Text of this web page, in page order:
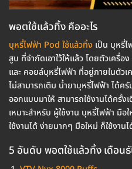
พอตใช้แล้วทิ้ง คืออะไร
บุหรี่ไฟฟ้า Pod ใช้แล้วทิ้ง เป็น บุหรี่
สูบ ที่จำกัดเอาใว้ให้แล้ว โดยตัวเครื่
และ คอยล์บุหรี่ไฟฟ้า ที่อยู่ภายในตัวเ
ไม่สามารถเติม น้ำยาบุหรี่ไฟฟ้า ได้ค
ออกแบบมาให้ สามารถใช้งานได้ครั้ง
เหมาะสำหรับ ผู้ใช้งาน บุหรี่ไฟฟ้า มือ
ใช้งานได้ ง่ายมากๆ มือใหม่ ก็ใช้งาน
5 อันดับ พอตใช้แล้วทิ้ง เดือน